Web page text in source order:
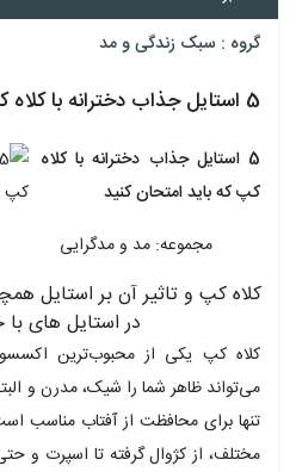
گروه : سبک زندگی و مد
5 استایل جذاب دخترانه با کلاه کپ که باید امتحان کنید
5 استایل جذاب دخترانه با کلاه
کپ که باید امتحان کنید
مجموعه: مد و مدگرایی
کلاه کپ و تاثیر آن بر استایل
در استایل های
کلاه کپ یکی از محبوب‌ترین
می‌تواند ظاهر شما را شیک، مدرن و
تنها برای محافظت از آفتاب مناسب
مختلف، از کژوال گرفته تا اسپرت و